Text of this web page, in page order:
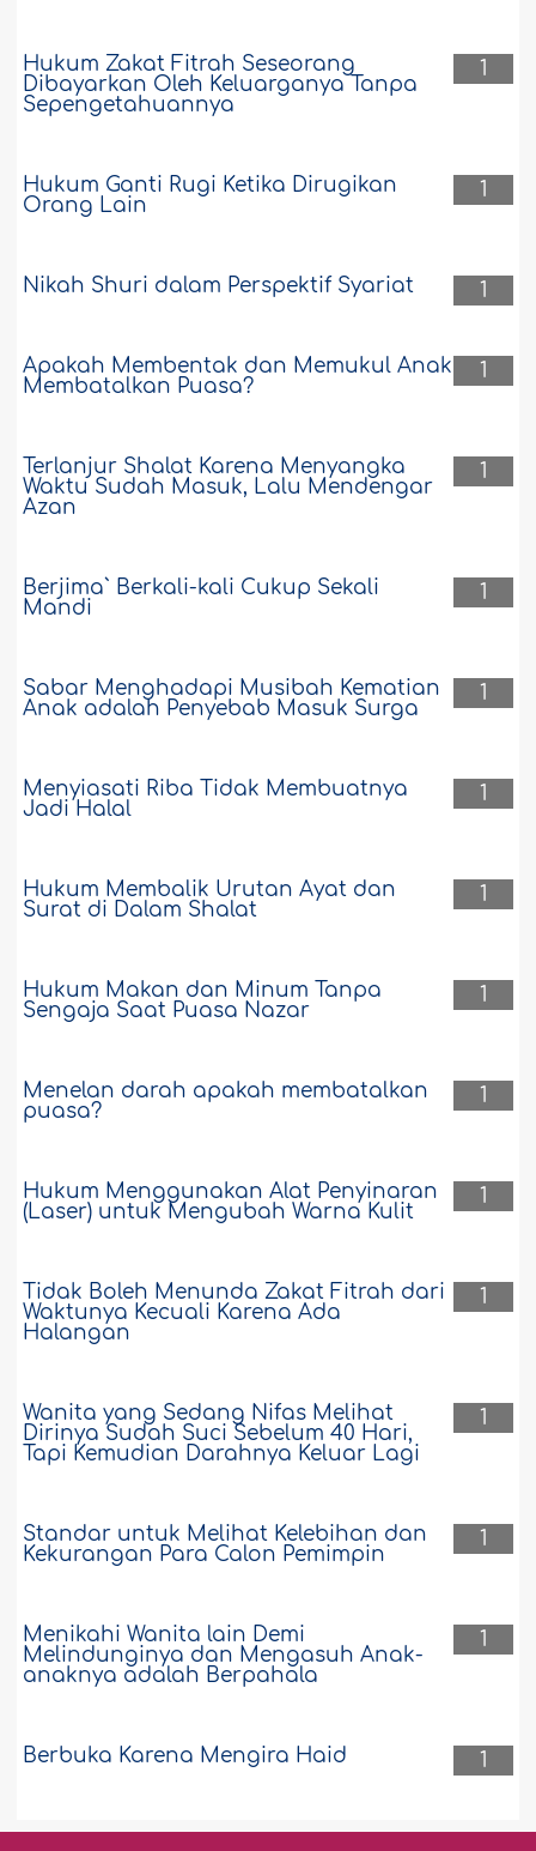
1
Hukum Zakat Fitrah Seseorang
Dibayarkan Oleh Keluarganya Tanpa
Sepengetahuannya
1
Hukum Ganti Rugi Ketika Dirugikan
Orang Lain
1
Nikah Shuri dalam Perspektif Syariat
1
Apakah Membentak dan Memukul Anak
Membatalkan Puasa?
1
Terlanjur Shalat Karena Menyangka
Waktu Sudah Masuk, Lalu Mendengar
Azan
1
Berjima` Berkali-kali Cukup Sekali
Mandi
1
Sabar Menghadapi Musibah Kematian
Anak adalah Penyebab Masuk Surga
1
Menyiasati Riba Tidak Membuatnya
Jadi Halal
1
Hukum Membalik Urutan Ayat dan
Surat di Dalam Shalat
1
Hukum Makan dan Minum Tanpa
Sengaja Saat Puasa Nazar
1
Menelan darah apakah membatalkan
puasa?
1
Hukum Menggunakan Alat Penyinaran
(Laser) untuk Mengubah Warna Kulit
1
Tidak Boleh Menunda Zakat Fitrah dari
Waktunya Kecuali Karena Ada
Halangan
1
Wanita yang Sedang Nifas Melihat
Dirinya Sudah Suci Sebelum 40 Hari,
Tapi Kemudian Darahnya Keluar Lagi
1
Standar untuk Melihat Kelebihan dan
Kekurangan Para Calon Pemimpin
1
Menikahi Wanita lain Demi
Melindunginya dan Mengasuh Anak-
anaknya adalah Berpahala
1
Berbuka Karena Mengira Haid